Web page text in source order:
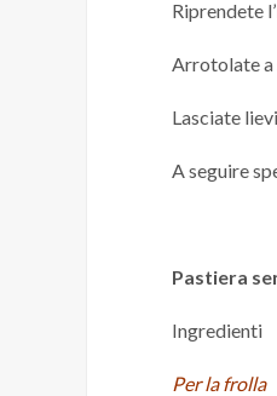
Riprendete
Arrotolate a
Lasciate
A seguire
Pastiera
Ingredienti
Per la frolla